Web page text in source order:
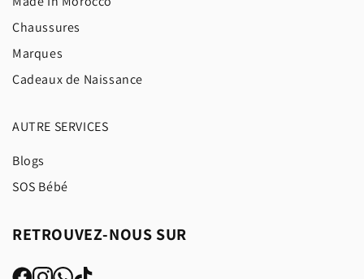
Chaussures
Marques
Cadeaux de Naissance
AUTRE SERVICES
Blogs
SOS Bébé
RETROUVEZ-NOUS SUR